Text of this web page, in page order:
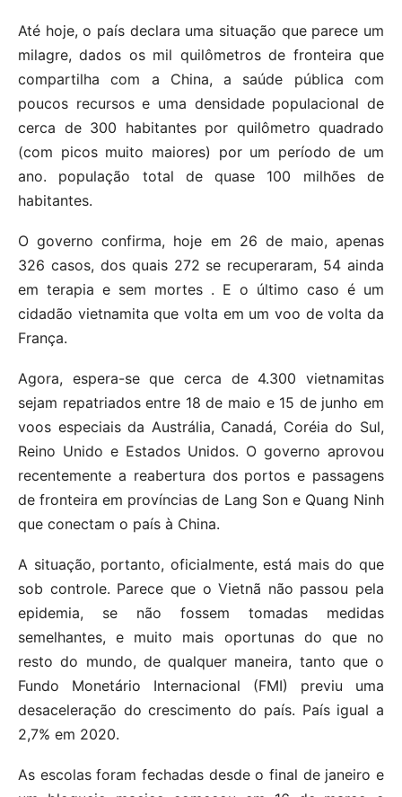
Até hoje, o país declara uma situação que parece um
milagre, dados os mil quilômetros de fronteira que
compartilha com a China, a saúde pública com
poucos recursos e uma densidade populacional de
cerca de 300 habitantes por quilômetro quadrado
(com picos muito maiores) por um período de um
ano. população total de quase 100 milhões de
habitantes.
O governo confirma, hoje em 26 de maio, apenas
326 casos, dos quais 272 se recuperaram, 54 ainda
em terapia e sem mortes . E o último caso é um
cidadão vietnamita que volta em um voo de volta da
França.
Agora, espera-se que cerca de 4.300 vietnamitas
sejam repatriados entre 18 de maio e 15 de junho em
voos especiais da Austrália, Canadá, Coréia do Sul,
Reino Unido e Estados Unidos. O governo aprovou
recentemente a reabertura dos portos e passagens
de fronteira em províncias de Lang Son e Quang Ninh
que conectam o país à China.
A situação, portanto, oficialmente, está mais do que
sob controle. Parece que o Vietnã não passou pela
epidemia, se não fossem tomadas medidas
semelhantes, e muito mais oportunas do que no
resto do mundo, de qualquer maneira, tanto que o
Fundo Monetário Internacional (FMI) previu uma
desaceleração do crescimento do país. País igual a
2,7% em 2020.
As escolas foram fechadas desde o final de janeiro e